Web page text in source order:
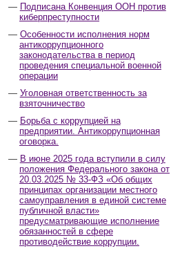
Подписана Конвенция ООН против
киберпреступности
Особенности исполнения норм
антикоррупционного
законодательства в период
проведения специальной военной
операции
Уголовная ответственность за
взяточничество
Борьба с коррупцией на
предприятии. Антикоррупционная
оговорка.
В июне 2025 года вступили в силу
положения Федерального закона от
20.03.2025 № 33-ФЗ «Об общих
принципах организации местного
самоуправления в единой системе
публичной власти»
предусматривающие исполнение
обязанностей в сфере
противодействие коррупции.